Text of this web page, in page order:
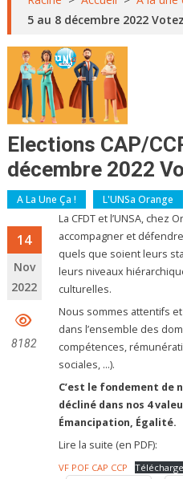
5 au 8 décembre 2022
Elections CAP/
décembre 2022
A La Une Ça ! L'UNSa Orange
14
Nov
2022
8182
La CFDT et l’UNSA, chez
accompagner et
quels que soient leurs
leurs niveaux
culturelles.
Nous sommes attentifs
dans l’ensemble des
compétences,
sociales, …).
C’est le fondement de
décliné dans nos 4
Émancipation, Égalité.
Lire la suite (en PDF):
VF POF CAP CCP